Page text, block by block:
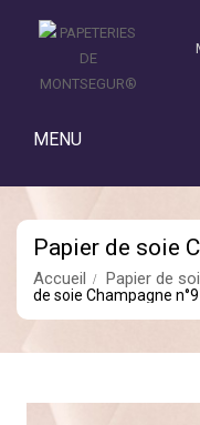
MENU
Papier de soie
Accueil Papier de
de soie Champagne